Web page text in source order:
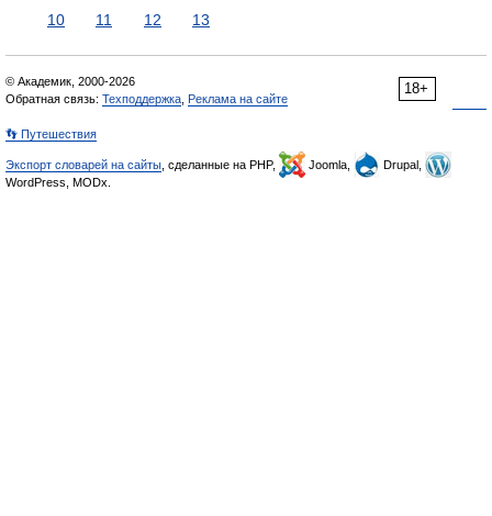
10
11 12 13
18+
© Академик, 2000-2026
Обратная связь: Техподдержка Реклама на сайте
👣 Путешествия
Экспорт словарей на сайты , сделанные на PHP, Joomla,
Drupal,
WordPress, MODx.